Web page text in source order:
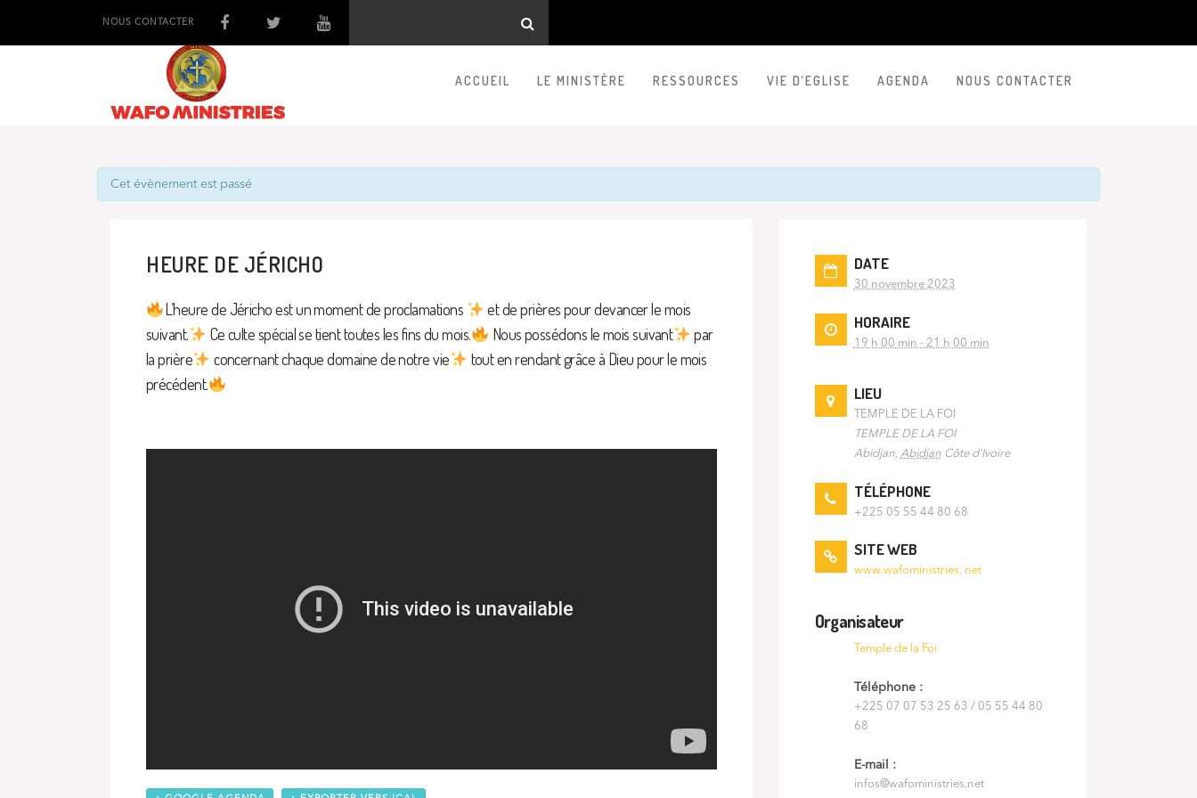
NOUS CONTACTER
ACCUEIL LE MINISTÈRE RESSOURCES VIE D’EGLISE AGENDA NOUS CONTACTER
Cet évènement est passé
HEURE DE JÉRICHO
L’heure de Jéricho est un moment de proclamations
et de prières pour devancer le mois
suivant.
Ce culte spécial se tient toutes les fins du mois. Nous possédons le mois suivant
par
la prière
concernant chaque domaine de notre vie
tout en rendant grâce à Dieu pour le mois
précédent.
DATE
30 novembre 2023
HORAIRE
19 h 00 min - 21 h 00 min
LIEU
TEMPLE DE LA FOI
TEMPLE DE LA FOI
Abidjan, Abidjan Côte d'Ivoire
TÉLÉPHONE
+225 05 55 44 80 68
SITE WEB
www.wafoministries. net
Organisateur
Temple de la Foi
Téléphone :
+225 07 07 53 25 63 / 05 55 44 80
68
E-mail :
infos@wafoministries.net